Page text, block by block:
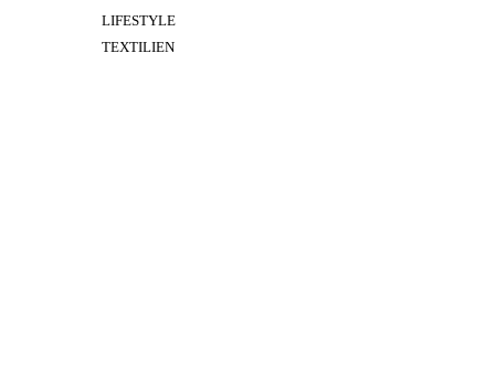
LIFESTYLE
TEXTILIEN